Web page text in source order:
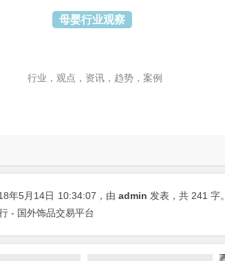
母婴行业观察
行业，观点，资讯，趋势，案例
年5月14日 10:34:07 ，由 admin 发表，共 241 字。
- 国外饰品交易平台